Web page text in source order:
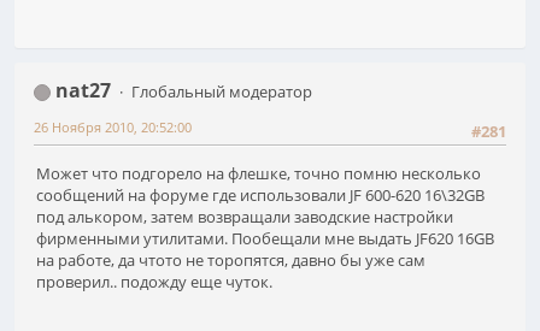
nat27
Глобальный модератор
#281
26 Ноября 2010, 20:52:00
Может что подгорело на флешке, точно помню несколько
сообщений на форуме где использовали JF 600-620 16\32GB
под алькором, затем возвращали заводские настройки
фирменными утилитами. Пообещали мне выдать JF620 16GB
на работе, да чтото не торопятся, давно бы уже сам
проверил.. подожду еще чуток.